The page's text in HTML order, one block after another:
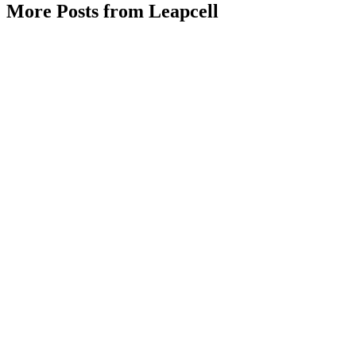
More Posts from Leapcell